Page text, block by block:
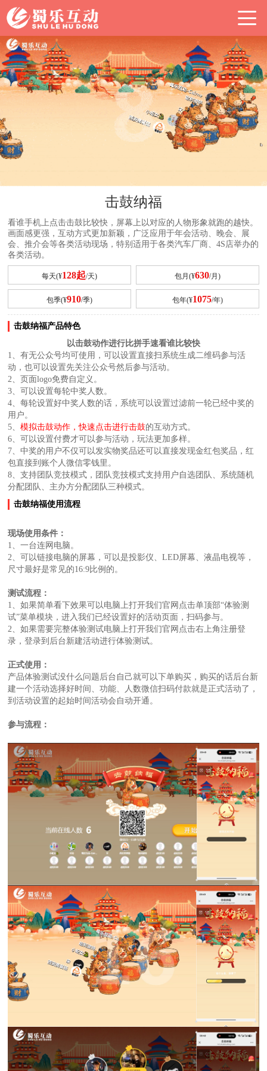
击鼓纳福
看谁手机上点击击鼓比较快，屏幕上以对应的人物形象就跑的越快。
画面感更强，互动方式更加新颖，广泛应用于年会活动、晚会、展
会、推介会等各类活动现场，特别适用于各类汽车厂商、4S店举办的
各类活动。
每天(¥128起/天) 包月(¥630/月)
包季(¥910/季) 包年(¥1075/年)
击鼓纳福产品特色
以击鼓动作进行比拼手速看谁比较快
1、有无公众号均可使用，可以设置直接扫系统生成二维码参与活
动，也可以设置先关注公众号然后参与活动。
2、页面logo免费自定义。
3、可以设置每轮中奖人数。
4、每轮设置好中奖人数的话，系统可以设置过滤前一轮已经中奖的
用户。
5、模拟击鼓动作，快速点击进行击鼓的互动方式。
6、可以设置付费才可以参与活动，玩法更加多样。
7、中奖的用户不仅可以发实物奖品还可以直接发现金红包奖品，红
包直接到账个人微信零钱里。
8、支持团队竞技模式，团队竞技模式支持用户自选团队、系统随机
分配团队、主办方分配团队三种模式。
击鼓纳福使用流程
现场使用条件：
1、一台连网电脑。
2、可以链接电脑的屏幕，可以是投影仪、LED屏幕、液晶电视等，
尺寸最好是常见的16:9比例的。
测试流程：
1、如果简单看下效果可以电脑上打开我们官网点击单顶部“体验测
试”菜单模块，进入我们已经设置好的活动页面，扫码参与。
2、如果需要完整体验测试电脑上打开我们官网点击右上角注册登
录，登录到后台新建活动进行体验测试。
正式使用：
产品体验测试没什么问题后台自己就可以下单购买，购买的话后台新
建一个活动选择好时间、功能、人数微信扫码付款就是正式活动了，
到活动设置的起始时间活动会自动开通。
参与流程：